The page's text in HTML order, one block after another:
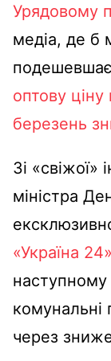
Урядовому
медіа, де б
оптову
березень
Зі «свіжої»
міністра
«Україна
через